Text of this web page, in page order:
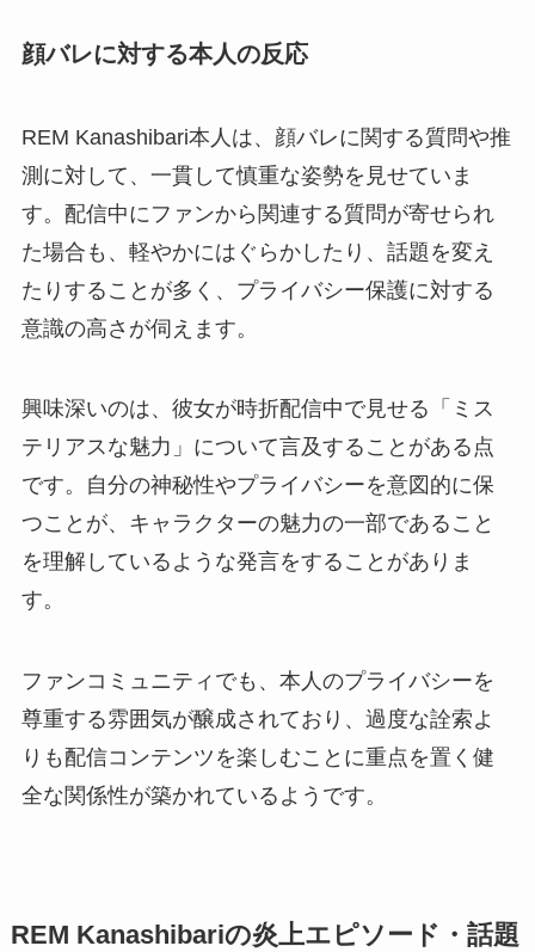
顔バレに対する本人の反応
REM Kanashibari本人は、顔バレに関する質問や推
測に対して、一貫して慎重な姿勢を見せていま
す。配信中にファンから関連する質問が寄せられ
た場合も、軽やかにはぐらかしたり、話題を変え
たりすることが多く、プライバシー保護に対する
意識の高さが伺えます。
興味深いのは、彼女が時折配信中で見せる「ミス
テリアスな魅力」について言及することがある点
です。自分の神秘性やプライバシーを意図的に保
つことが、キャラクターの魅力の一部であること
を理解しているような発言をすることがありま
す。
ファンコミュニティでも、本人のプライバシーを
尊重する雰囲気が醸成されており、過度な詮索よ
りも配信コンテンツを楽しむことに重点を置く健
全な関係性が築かれているようです。
REM Kanashibariの炎上エピソード・話題